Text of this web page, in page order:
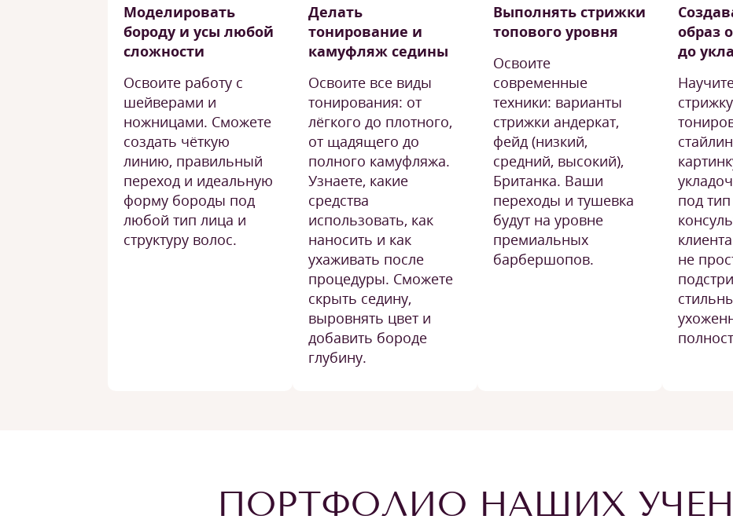
Моделировать
бороду и усы любой
сложности
Освоите работу с
шейверами и
ножницами. Сможете
создать чёткую
линию, правильный
переход и идеальную
форму бороды под
любой тип лица и
структуру волос.
Делать
тонирование и
камуфляж седины
Освоите все виды
тонирования: от
лёгкого до плотного,
от щадящего до
полного камуфляжа.
Узнаете, какие
средства
использовать, как
наносить и как
ухаживать после
процедуры. Сможете
скрыть седину,
выровнять цвет и
добавить бороде
глубину.
Выполнять стрижки
топового уровня
Освоите
современные
техники: варианты
стрижки андеркат,
фейд (низкий,
средний, высокий),
Британка. Ваши
переходы и тушевка
будут на уровне
премиальных
барбершопов.
образ
до
под
не
ПОРТФОЛИО НАШИХ